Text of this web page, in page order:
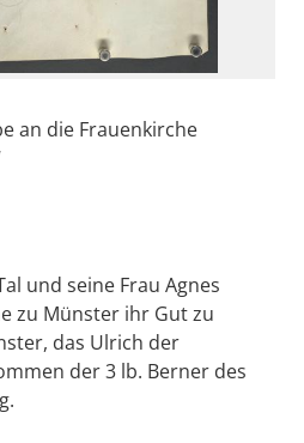
an die Frauenkirche
und seine Frau Agnes
zu Münster ihr Gut zu
das Ulrich der
der 3 lb. Berner des